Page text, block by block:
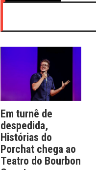
Em turnê de
despedida,
Histórias do
Porchat chega ao
Teatro do Bourbon